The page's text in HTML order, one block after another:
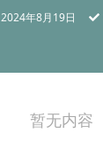
2024年8月19日
暂无内容